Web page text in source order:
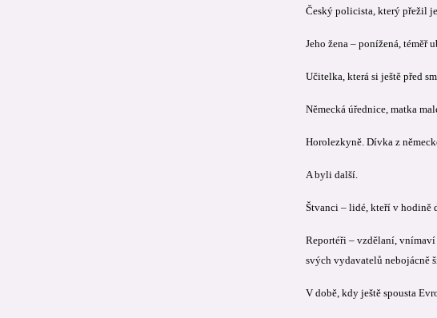
Český policista, který přežil
Jeho žena – ponížená, téměř
Učitelka, která si ještě před
Německá úřednice, matka
Horolezkyně. Dívka z
A byli další.
Štvanci – lidé, kteří v hodině
Reportéři – vzdělaní,
svých vydavatelů nebojácně
V době, kdy ještě spousta